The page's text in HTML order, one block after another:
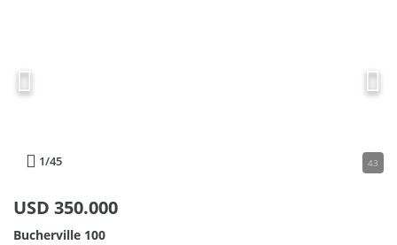
1/45 43
USD 350.000
Bucherville 100